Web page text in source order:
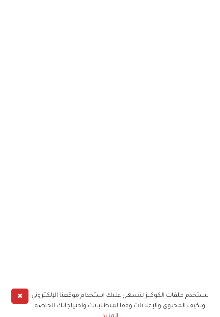
✖
نستخدم ملفات الكوكيز لنسهل عليك استخدام موقعنا الإلكتروني
ونكيف المحتوى والإعلانات وفقا لمتطلباتك واحتياجاتك الخاصة